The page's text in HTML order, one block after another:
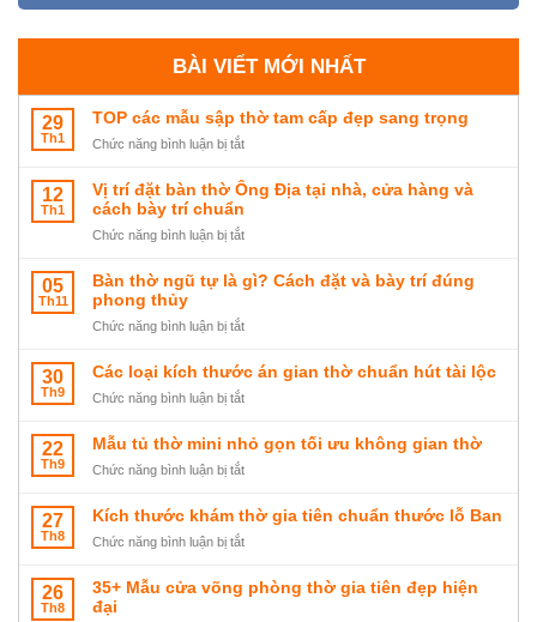
BÀI VIẾT MỚI NHẤT
29
Th1
TOP các mẫu sập thờ tam cấp đẹp sang trọng
Chức năng bình luận bị tắtở
các
mẫu
thờ
cấp
sang
12
Th1
Vị trí đặt bàn thờ Ông Địa tại nhà, cửa hàng và
cách bày trí chuẩn
Chức năng bình luận bị tắtở
trí
đặt
thờ
Địa
tại
cửa
hàng
và
bày
trí
05
Th11
Bàn thờ ngũ tự là gì? Cách đặt và bày trí đúng
phong thủy
Chức năng bình luận bị tắtở
thờ
tự
gì?
Cách
và
trí
phong
30
Th9
Các loại kích thước án gian thờ chuẩn hút tài lộc
Chức năng bình luận bị tắtở
loại
kích
thước
gian
thờ
hút
tài
22
Th9
Mẫu tủ thờ mini nhỏ gọn tối ưu không gian thờ
Chức năng bình luận bị tắtở
tủ
mini
gọn
27
Th8
Kích thước khám thờ gia tiên chuẩn thước lỗ Ban
Chức năng bình luận bị tắtở
thước
khám
26
Th8
35+ Mẫu cửa võng phòng thờ gia tiên đẹp hiện
đại